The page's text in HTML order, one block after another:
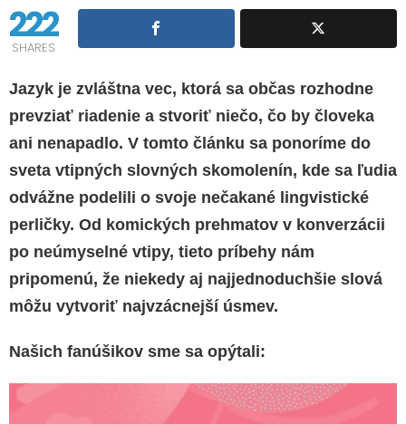
222
SHARES
Jazyk je zvláštna vec, ktorá sa občas rozhodne
prevziať riadenie a stvoriť niečo, čo by človeka
ani nenapadlo. V tomto článku sa ponoríme do
sveta vtipných slovných skomolenín, kde sa ľudia
odvážne podelili o svoje nečakané lingvistické
perličky. Od komických prehmatov v konverzácii
po neúmyselné vtipy, tieto príbehy nám
pripomenú, že niekedy aj najjednoduchšie slová
môžu vytvoriť najvzácnejší úsmev.
Našich fanúšikov sme sa opýtali: